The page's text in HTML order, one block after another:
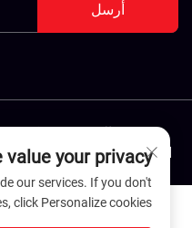
أرسل
حقوق النشر © شركة خبي
جميع الحقوق
value your privacy
our services. If you don't
click Personalize cookies.